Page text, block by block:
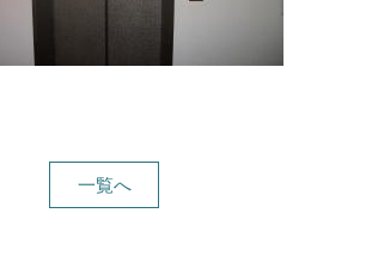
一覧へ